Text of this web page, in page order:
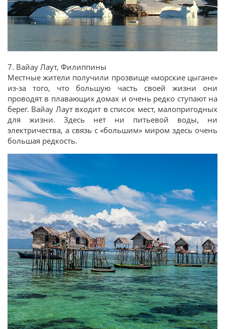
7. Вайау Лаут, Филиппины
Местные жители получили прозвище «морские цыгане»
из-за того, что большую часть своей жизни они
проводят в плавающих домах и очень редко ступают на
берег. Вайау Лаут входит в список мест, малопригодных
для жизни. Здесь нет ни питьевой воды, ни
электричества, а связь с «большим» миром здесь очень
большая редкость.